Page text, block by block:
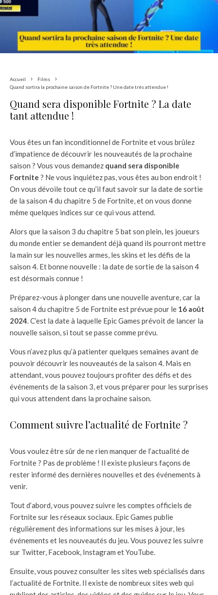
Accueil
Films
Quand sortira la prochaine saison de Fortnite ? Une date très attendue !
Quand sera disponible Fortnite ? La date
tant attendue !
Vous êtes un fan inconditionnel de Fortnite et vous brûlez
d’impatience de découvrir les nouveautés de la prochaine
saison ? Vous vous demandez quand sera disponible
Fortnite ? Ne vous inquiétez pas, vous êtes au bon endroit !
On vous dévoile tout ce qu’il faut savoir sur la date de sortie
de la saison 4 du chapitre 5 de Fortnite, et on vous donne
même quelques indices sur ce qui vous attend.
Alors que la saison 3 du chapitre 5 bat son plein, les joueurs
du monde entier se demandent déjà quand ils pourront mettre
la main sur les nouvelles armes, les skins et les défis de la
saison 4. Et bonne nouvelle : la date de sortie de la saison 4
est désormais connue !
Préparez-vous à plonger dans une nouvelle aventure, car la
saison 4 du chapitre 5 de Fortnite est prévue pour le 16 août
2024 . C’est la date à laquelle Epic Games prévoit de lancer la
nouvelle saison, si tout se passe comme prévu.
Vous n’avez plus qu’à patienter quelques semaines avant de
pouvoir découvrir les nouveautés de la saison 4. Mais en
attendant, vous pouvez toujours profiter des défis et des
événements de la saison 3, et vous préparer pour les surprises
qui vous attendent dans la prochaine saison.
Comment suivre l’actualité de Fortnite ?
Vous voulez être sûr de ne rien manquer de l’actualité de
Fortnite ? Pas de problème ! Il existe plusieurs façons de
rester informé des dernières nouvelles et des événements à
venir.
Tout d’abord, vous pouvez suivre les comptes officiels de
Fortnite sur les réseaux sociaux. Epic Games publie
régulièrement des informations sur les mises à jour, les
événements et les nouveautés du jeu. Vous pouvez les suivre
sur Twitter, Facebook, Instagram et YouTube.
Ensuite, vous pouvez consulter les sites web spécialisés dans
l’actualité de Fortnite. Il existe de nombreux sites web qui